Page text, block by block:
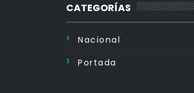
CATEGORÍAS
Nacional
Portada